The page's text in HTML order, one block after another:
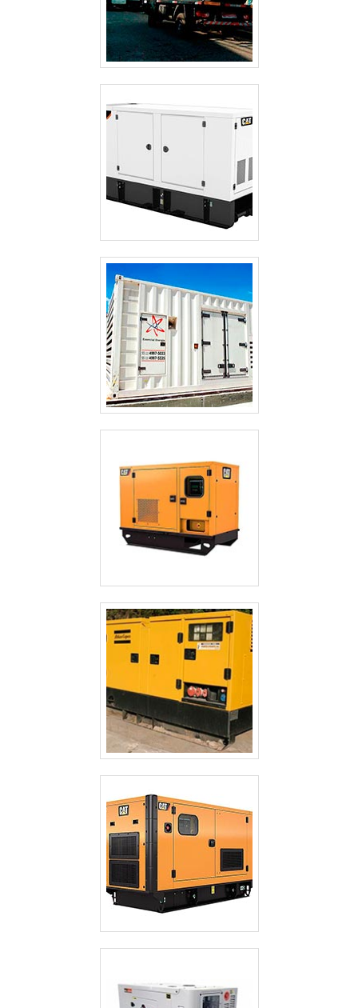
CABINES ACÚSTICAS PARA GERADORES
GERADOR TERMOELÉTRICO